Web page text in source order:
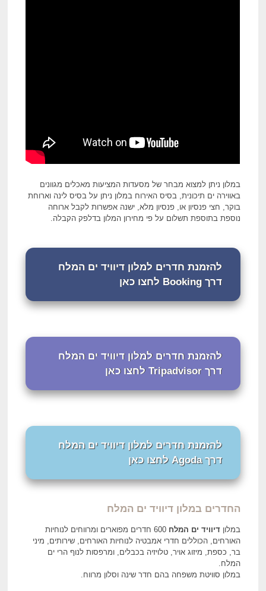
במלון ניתן למצוא מבחר של מסעדות המציעות מאכלים מגוונים
באווירה ים תיכונית, בסיס האירוח במלון ניתן על בסיס לינה וארוחת
בוקר, חצי פנסיון או, פנסיון מלא, ישנה אפשרות לקבל ארוחה
נוספת בתוספת תשלום על פי מחירון המלון בדלפק הקבלה.
להזמנת חדרים למלון דיוויד ים המלח
דרך Booking לחצו כאן
להזמנת חדרים למלון דיוויד ים המלח
דרך Tripadvisor לחצו כאן
להזמנת חדרים למלון דיוויד ים המלח
דרך Agoda לחצו כאן
החדרים במלון דיוויד ים המלח
במלוןדיוויד ים המלח
600 חדרים מפוארים ומרווחים לנוחיות
האורחים, הכוללים חדרי אמבטיה לנוחיות האורחים, שירותים, מיני
בר, כספת, מיזוג אויר, טלויזיה בכבלים, ומרפסות לנוף הרי ים
המלח.
במלון סוויטת משפחה בהם חדר שינה וסלון מרווח.